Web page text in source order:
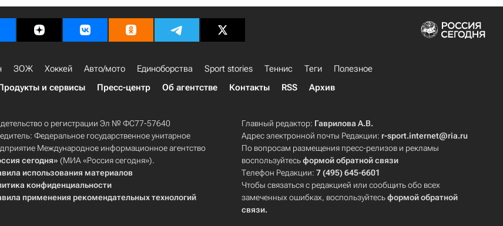
ЗОЖ Хоккей Авто/мото Единоборства Sport stories Теннис Теги
Полезное
и сервисы Пресс-центр Об агентстве Контакты RSS Архив
о регистрации Эл № ФС77-57640
Федеральное государственное унитарное
Международное информационное агентство
сегодня» (МИА «Россия сегодня»).
использования материалов
конфиденциальности
применения рекомендательных технологий
Главный редактор: Гаврилова А.В.
Адрес электронной почты Редакции: r-sport.internet@ria.ru
По вопросам размещения пресс-релизов и рекламы
воспользуйтесьформой обратной связи
Телефон Редакции:7 (495) 645-6601
Чтобы связаться с редакцией или сообщить обо всех
замеченных ошибках, воспользуйтесьформой обратной
связи.